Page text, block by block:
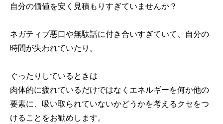
自分の価値を安く見積もりすぎていませんか？
ネガティブ悪口や無駄話に付き合いすぎていて、自分の
時間が失われていたり。
ぐったりしているときは
肉体的に疲れているだけではなくエネルギーを何か他の
要素に、吸い取られていないかどうかを考えるクセをつ
けることをお勧めします。